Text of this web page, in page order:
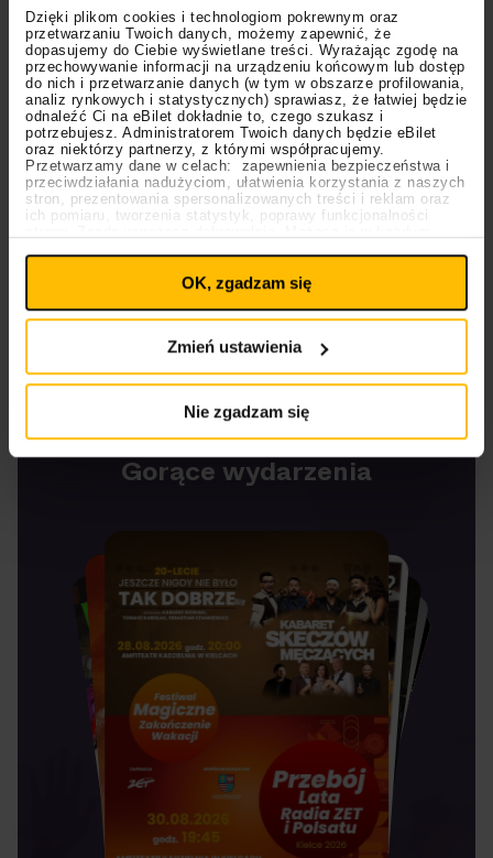
Dzięki plikom cookies i technologiom pokrewnym oraz
przetwarzaniu Twoich danych, możemy zapewnić, że
dopasujemy do Ciebie wyświetlane treści. Wyrażając zgodę na
przechowywanie informacji na urządzeniu końcowym lub dostęp
do nich i przetwarzanie danych (w tym w obszarze profilowania,
analiz rynkowych i statystycznych) sprawiasz, że łatwiej będzie
odnaleźć Ci na eBilet dokładnie to, czego szukasz i
potrzebujesz. Administratorem Twoich danych będzie eBilet
oraz niektórzy partnerzy, z którymi współpracujemy.
Przetwarzamy dane w celach: zapewnienia bezpieczeństwa i
przeciwdziałania nadużyciom, ułatwienia korzystania z naszych
stron, prezentowania spersonalizowanych treści i reklam oraz
ich pomiaru, tworzenia statystyk, poprawy funkcjonalności
plików cookies
wpływa na legalność uprzedniego przetwarzania.
Polityka plików cookies
OK, zgadzam się
Zmień ustawienia
Nie zgadzam się
nagrywanowy
album! Kiedypremiera?
Gorące wydarzenia